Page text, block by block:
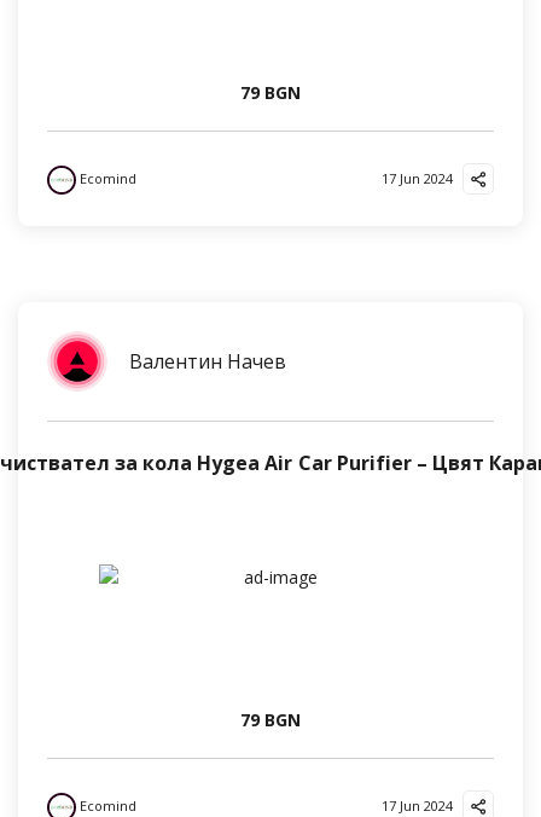
79 BGN
Ecomind 17 Jun 2024
Валентин Начев
за кола Hygea Air Car Purifier – Цвят
79 BGN
Ecomind 17 Jun 2024